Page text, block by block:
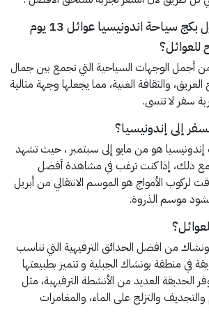
سياحة اندونيسيا عوائل 13 يوم
من أجمل الوجهات السياحية التي تجمع بين جمال
العريق، والثقافة الغنية، مما يجعلها وجهة مثالية
سفر لا تنسى.
إلى إندونيسيا؟
إندونيسيا هو من مايو إلى سبتمبر ، حيث تشهد
ذلك، إذا كنت ترغب في مشاهدة أفضل
الأمواج هو الموسم الانتقالي من أبريل
موسم الذروة.
من افضل الحدائق الترفيهية التي تناسب
في منطقة بونشاك الجبلية و تتميز بطبيعتها
الحديقة العديد من الأنشطة الترفيهية، مثل
والتزلج على الماء، والمغامرات